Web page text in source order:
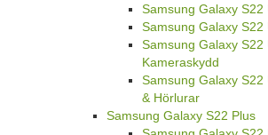
Samsung Galaxy S22
Samsung Galaxy S22
Samsung Galaxy
Kameraskydd
Samsung Galaxy
& Hörlurar
Samsung Galaxy S22 Plus